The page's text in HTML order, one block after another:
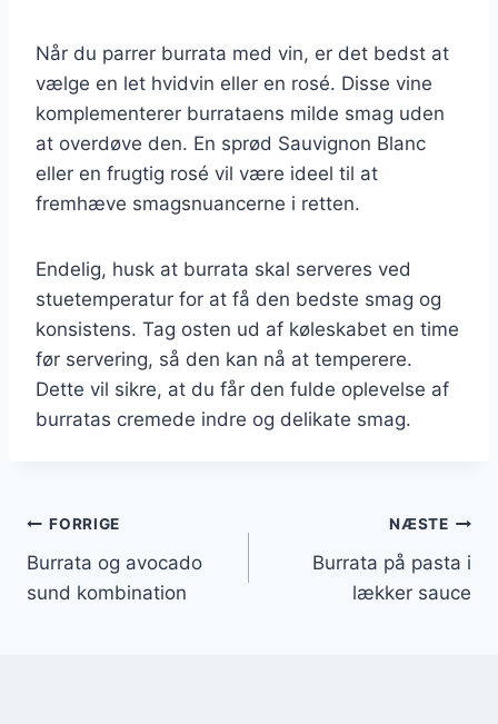
Når du parrer burrata med vin, er det bedst at
vælge en let hvidvin eller en rosé. Disse vine
komplementerer burrataens milde smag uden
at overdøve den. En sprød Sauvignon Blanc
eller en frugtig rosé vil være ideel til at
fremhæve smagsnuancerne i retten.
Endelig, husk at burrata skal serveres ved
stuetemperatur for at få den bedste smag og
konsistens. Tag osten ud af køleskabet en time
før servering, så den kan nå at temperere.
Dette vil sikre, at du får den fulde oplevelse af
burratas cremede indre og delikate smag.
Indlægsnavigation
FORRIGE
Burrata og avocado
sund kombination
NÆSTE
Burrata på pasta i
lækker sauce